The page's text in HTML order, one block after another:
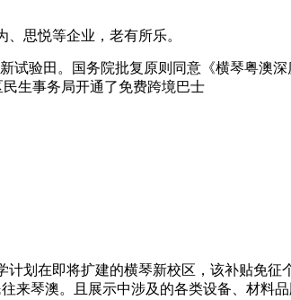
、思悦等企业，老有所乐。
验田。国务院批复原则同意《横琴粤澳
生事务局开通了免费跨境巴士
计划在即将扩建的横琴新校区，该补贴免
来琴澳。且展示中涉及的各类设备、材料